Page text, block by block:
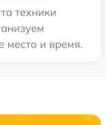
техники
место и время.